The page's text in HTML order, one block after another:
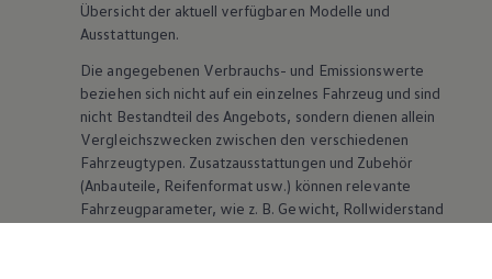
Übersicht der aktuell verfügbaren Modelle und
Ausstattungen.
Die angegebenen Verbrauchs- und Emissionswerte
beziehen sich nicht auf ein einzelnes Fahrzeug und sind
nicht Bestandteil des Angebots, sondern dienen allein
Vergleichszwecken zwischen den verschiedenen
Fahrzeugtypen. Zusatzausstattungen und Zubehör
(Anbauteile, Reifenformat usw.) können relevante
Fahrzeugparameter, wie z. B. Gewicht, Rollwiderstand